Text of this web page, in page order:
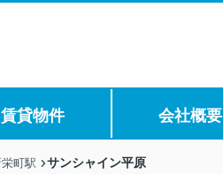
賃貸物件 会社概要
栄町駅 サンシャイン平原